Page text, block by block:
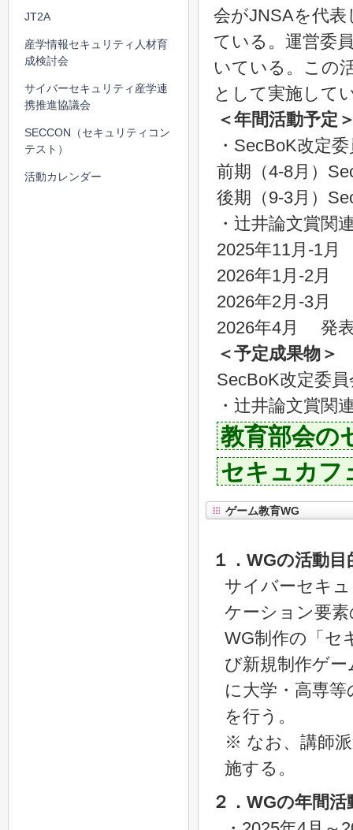
会がJNSAを代
ている。運営委
いている。この
として実施して
＜年間活動予定
・SecBoK改定
前期（4-8月）
後期（9-3月）
・辻井論文賞関
2025年11月-1月
2026年1月-2月
2026年2月-3月
2026年4月 発
＜予定成果物＞
SecBoK改定委
・辻井論文賞関
教育部会の
セキュカフ
ゲーム教育WG
１．WGの活動目
サイバーセキ
ケーション要
WG制作の「セ
び新規制作ゲ
に大学・高専
を行う。
※ なお、講師
施する。
２．WGの年間活
JT2A
産学情報セキュリティ人材育
成検討会
サイバーセキュリティ産学連
携推進協議会
SECCON（セキュリティコン
テスト）
活動カレンダー